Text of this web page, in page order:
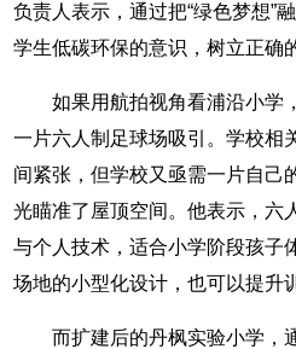
负责人表示，通过把“绿色梦想”
学生低碳环保的意识，树立正确
如果用航拍视角看浦沿小学
一片六人制足球场吸引。学校相
间紧张，但学校又亟需一片自己
光瞄准了屋顶空间。他表示，六
与个人技术，适合小学阶段孩子
场地的小型化设计，也可以提升
而扩建后的丹枫实验小学，